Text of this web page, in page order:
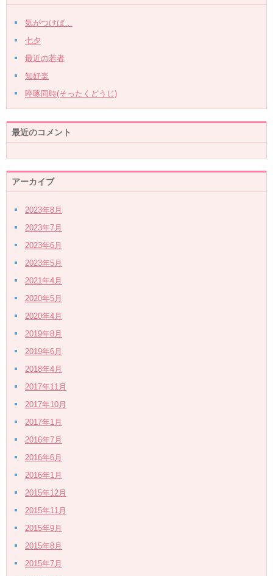
気がつけば…
七夕
最近の若者
知好楽
啐啄同時(そったくどうじ)
最近のコメント
アーカイブ
2023年8月
2023年7月
2023年6月
2023年5月
2021年4月
2020年5月
2020年4月
2019年8月
2019年6月
2018年4月
2017年11月
2017年10月
2017年1月
2016年7月
2016年6月
2016年1月
2015年12月
2015年11月
2015年9月
2015年8月
2015年7月